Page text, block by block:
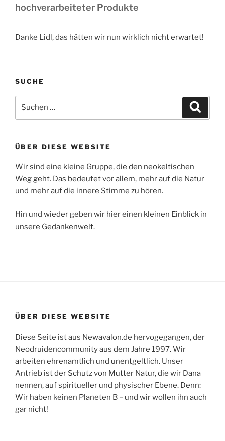
hochverarbeiteter Produkte
Danke Lidl, das hätten wir nun wirklich nicht erwartet!
SUCHE
nach:
ÜBER DIESE WEBSITE
Wir sind eine kleine Gruppe, die den neokeltischen
Weg geht. Das bedeutet vor allem, mehr auf die Natur
und mehr auf die innere Stimme zu hören.
Hin und wieder geben wir hier einen kleinen Einblick in
unsere Gedankenwelt.
ÜBER DIESE WEBSITE
Diese Seite ist aus Newavalon.de hervogegangen, der
Neodruidencommunity aus dem Jahre 1997. Wir
arbeiten ehrenamtlich und unentgeltlich. Unser
Antrieb ist der Schutz von Mutter Natur, die wir Dana
nennen, auf spiritueller und physischer Ebene. Denn:
Wir haben keinen Planeten B – und wir wollen ihn auch
gar nicht!